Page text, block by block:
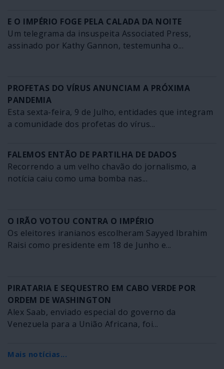
E O IMPÉRIO FOGE PELA CALADA DA NOITE
Um telegrama da insuspeita Associated Press,
assinado por Kathy Gannon, testemunha o...
PROFETAS DO VÍRUS ANUNCIAM A PRÓXIMA
PANDEMIA
Esta sexta-feira, 9 de Julho, entidades que integram
a comunidade dos profetas do vírus...
FALEMOS ENTÃO DE PARTILHA DE DADOS
Recorrendo a um velho chavão do jornalismo, a
notícia caiu como uma bomba nas...
O IRÃO VOTOU CONTRA O IMPÉRIO
Os eleitores iranianos escolheram Sayyed Ibrahim
Raisi como presidente em 18 de Junho e...
PIRATARIA E SEQUESTRO EM CABO VERDE POR
ORDEM DE WASHINGTON
Alex Saab, enviado especial do governo da
Venezuela para a União Africana, foi...
Mais notícias...